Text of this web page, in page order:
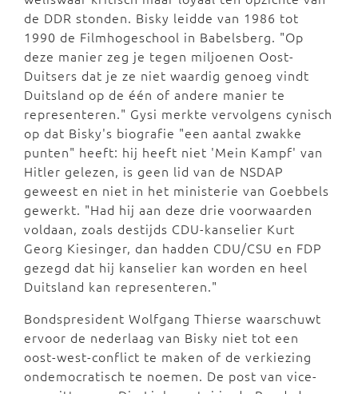
de DDR stonden. Bisky leidde van 1986 tot
1990 de Filmhogeschool in Babelsberg. "Op
deze manier zeg je tegen miljoenen Oost-
Duitsers dat je ze niet waardig genoeg vindt
Duitsland op de één of andere manier te
representeren." Gysi merkte vervolgens cynisch
op dat Bisky's biografie "een aantal zwakke
punten" heeft: hij heeft niet 'Mein Kampf' van
Hitler gelezen, is geen lid van de NSDAP
geweest en niet in het ministerie van Goebbels
gewerkt. "Had hij aan deze drie voorwaarden
voldaan, zoals destijds CDU-kanselier Kurt
Georg Kiesinger, dan hadden CDU/CSU en FDP
gezegd dat hij kanselier kan worden en heel
Duitsland kan representeren."
Bondspresident Wolfgang Thierse waarschuwt
ervoor de nederlaag van Bisky niet tot een
oost-west-conflict te maken of de verkiezing
ondemocratisch te noemen. De post van vice-